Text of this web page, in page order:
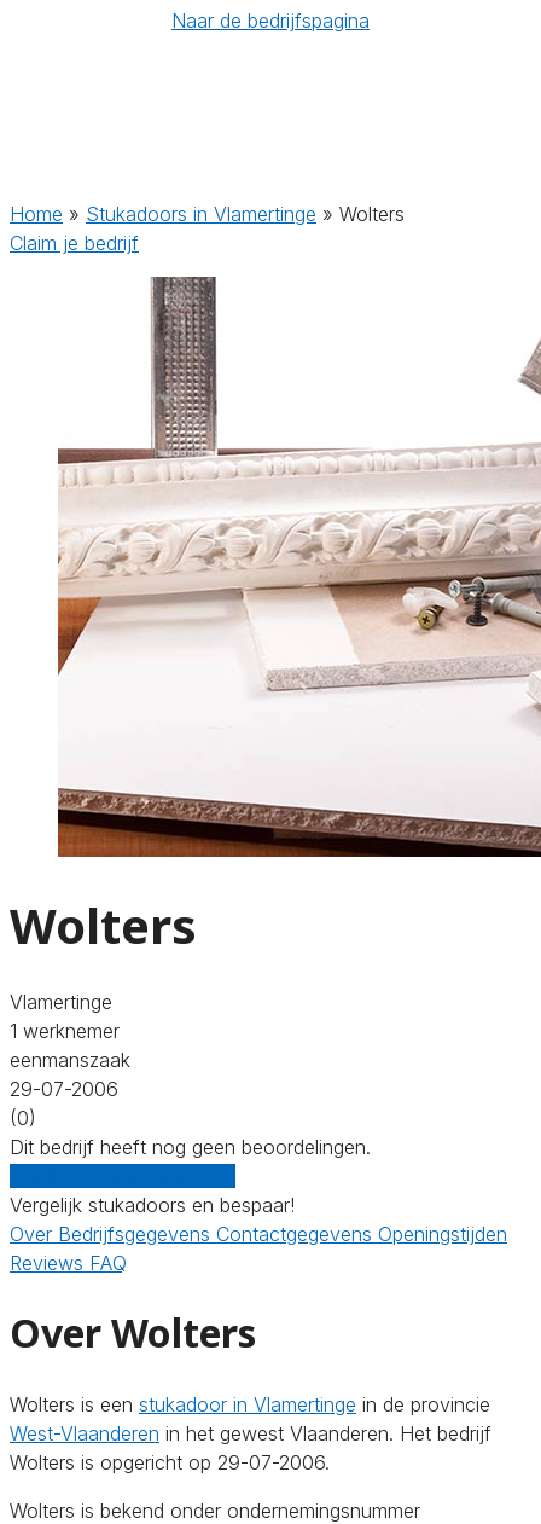
Naar de bedrijfspagina
Home » Stukadoors in Vlamertinge » Wolters
Claim je bedrijf
Wolters
Vlamertinge
1 werknemer
eenmanszaak
29-07-2006
(0)
Dit bedrijf heeft nog geen beoordelingen.
Vergelijk stukadoors en bespaar!
Over Bedrijfsgegevens Contactgegevens Openingstijden
Reviews FAQ
Over Wolters
Wolters is een stukadoor in Vlamertinge in de provincie
West-Vlaanderen in het gewest Vlaanderen. Het bedrijf
Wolters is opgericht op 29-07-2006.
Wolters is bekend onder ondernemingsnummer